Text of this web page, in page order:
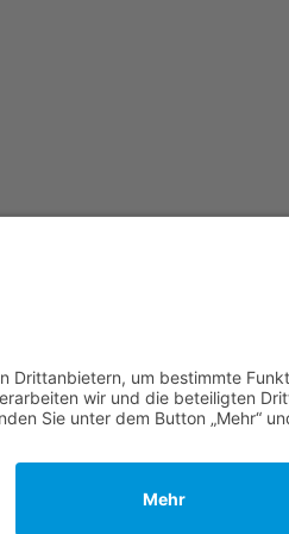
vorbehalten